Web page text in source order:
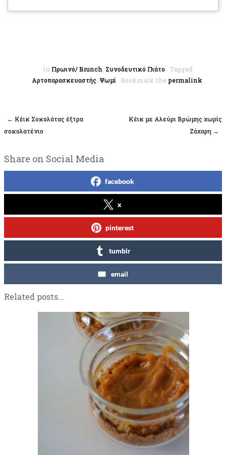
In Πρωινό/ Brunch, Συνοδευτικό ΠιάτοTagged
Αρτοπαρασκευαστής, ΨωμίBookmark the permalink.
Post navigation
← Κέικ Σοκολάτας έξτρα
σοκολατένιο
Κέικ με Αλεύρι Βρώμης χωρίς
Ζάχαρη →
Share on Social Media
facebook
x
pinterest
tumblr
email
Related posts...